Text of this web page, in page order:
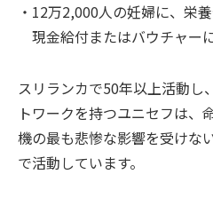
12万2,000人の妊婦に、栄
現金給付またはバウチャー
スリランカで50年以上活動し
トワークを持つユニセフは、
機の最も悲惨な影響を受けな
で活動しています。